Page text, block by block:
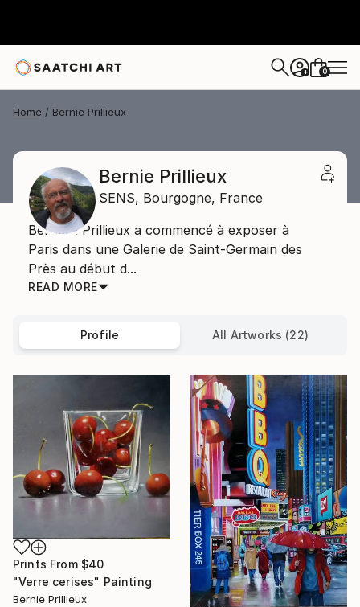
+ 0
Home Bernie Prillieux
Bernie Prillieux
SENS, Bourgogne, France
Bernard Prillieux a commencé à exposer à
Paris dans une Galerie de Saint-Germain des
Près au début d...
READ MORE
Profile All Artworks (22)
Prints From $40
"Verre cerises" Painting
Bernie Prillieux